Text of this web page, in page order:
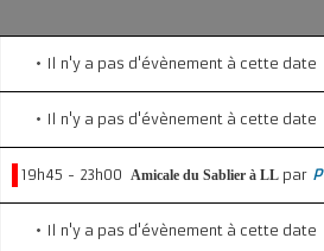
Il n'y a pas d'évènement à cette date
Il n'y a pas d'évènement à cette date
19h45 - 23h00 Amicale du Sablier à LL par
Il n'y a pas d'évènement à cette date